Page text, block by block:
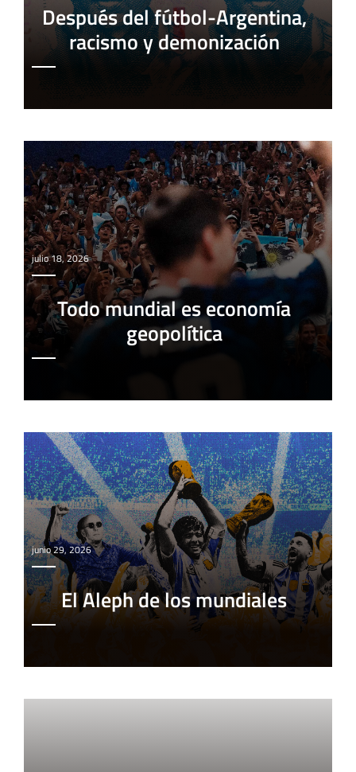
Después del fútbol-Argentina,
racismo y demonización
julio 18, 2026
Todo mundial es economía
geopolítica
junio 29, 2026
El Aleph de los mundiales